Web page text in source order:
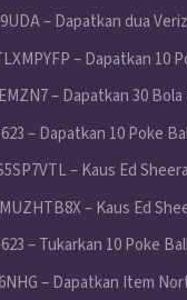
– Dapatkan dua
– Dapatkan 10
– Dapatkan 30
– Dapatkan 10 Poke
– Kaus Ed
– Kaus Ed
– Tukarkan 10 Poke
– Dapatkan Item